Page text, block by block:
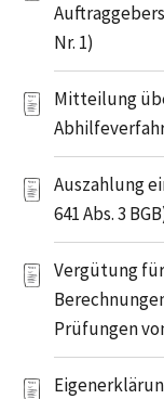
Nr. 1)
Mitteilung
Auszahlung
641 Abs. 3
Vergütung
Prüfungen